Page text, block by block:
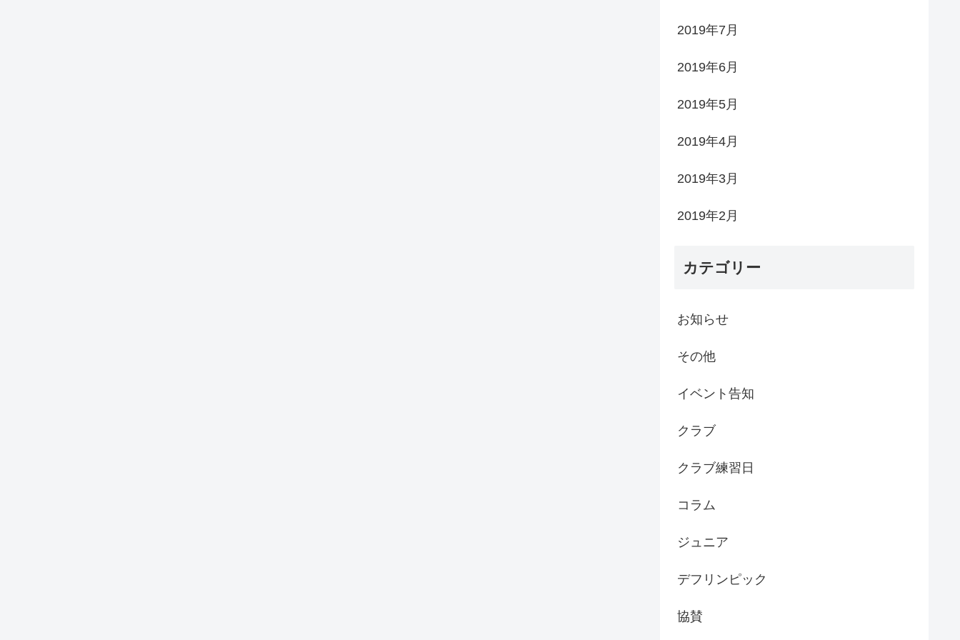
2019年7月
2019年6月
2019年5月
2019年4月
2019年3月
2019年2月
カテゴリー
お知らせ
その他
イベント告知
クラブ
クラブ練習日
コラム
ジュニア
デフリンピック
協賛